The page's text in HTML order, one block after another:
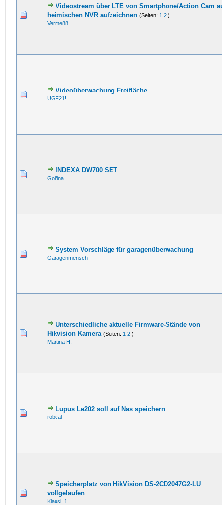
Videostream über LTE von Smartphone/Action Cam
heimischen NVR aufzeichnen (Seiten: 1 2 )
Verme88
Videoüberwachung Freifläche
UGF21!
INDEXA DW700 SET
Golfina
System Vorschläge für garagenüberwachung
Garagenmensch
Unterschiedliche aktuelle Firmware-Stände von
Hikvision Kamera (Seiten: 1 2 )
Martina H.
Lupus Le202 soll auf Nas speichern
robcal
Speicherplatz von HikVision DS-2CD2047G2-LU
vollgelaufen
Klausi_1